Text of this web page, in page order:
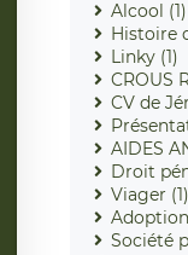
Alcool (1)
Histoire
Linky (1)
CROUS
CV de
AIDES
Droit
Viager (1)
Adoption
Société